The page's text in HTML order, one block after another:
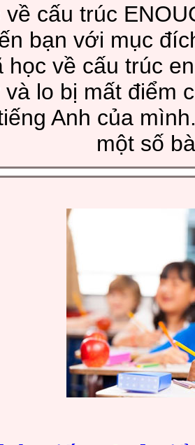
về cấu trúc
bạn với mục
học về cấu trúc
lo bị mất điểm
Anh của
một số